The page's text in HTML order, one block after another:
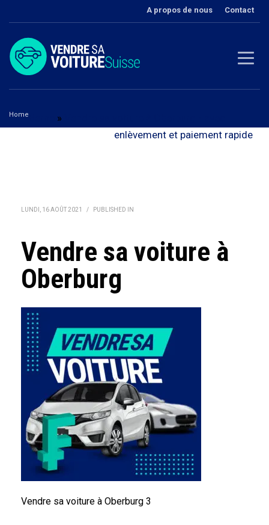
A propos de nous Contact
Home »
enlèvement et paiement rapide
LUNDI, 16 AOÛT 2021 / PUBLISHED IN
Vendre sa voiture à
Oberburg
Vendre sa voiture à Oberburg 3